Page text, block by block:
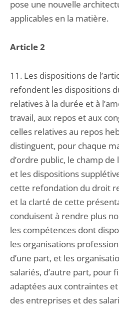
pose une nouvelle
applicables en la matière.
Article 2
11. Les dispositions de
refondent les dispositions
relatives à la durée et à
travail, aux repos et aux
celles relatives au repos
distinguent, pour chaque
d’ordre public, le champ
et les dispositions
cette refondation du droit
et la clarté de cette
conduisent à rendre plus
les compétences dont
les organisations
d’une part, et les
salariés, d’autre part, pour
adaptées aux contraintes
des entreprises et des